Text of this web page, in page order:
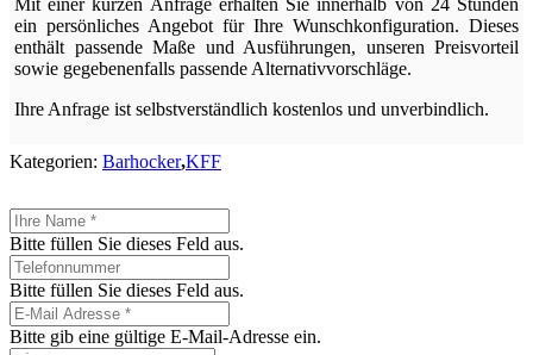
ein persönliches Angebot für Ihre Wunschkonfiguration. Dieses
enthält passende Maße und Ausführungen, unseren Preisvorteil
sowie gegebenenfalls passende Alternativvorschläge.
Ihre Anfrage ist selbstverständlich kostenlos und unverbindlich.
Kategorien: Barhocker,KFF
Bitte füllen Sie dieses Feld aus.
Bitte füllen Sie dieses Feld aus.
Bitte gib eine gültige E-Mail-Adresse ein.